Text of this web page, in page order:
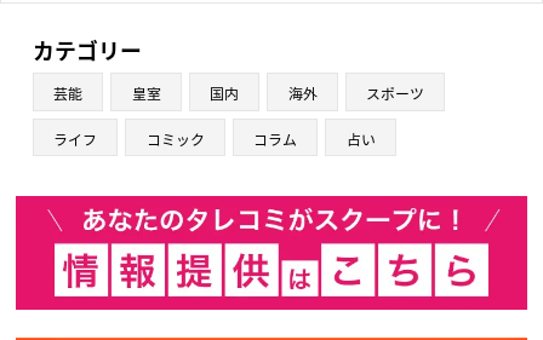
カテゴリー
芸能 皇室 国内 海外 スポーツ
ライフ コミック コラム 占い